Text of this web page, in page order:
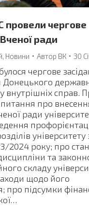
чергове
ради
, Новини Автор ВК 30
чергове
Донецького
внутрішніх справ.
про
ради
університету
2024 року; про стан
та
складу
щодо його
про підсумки